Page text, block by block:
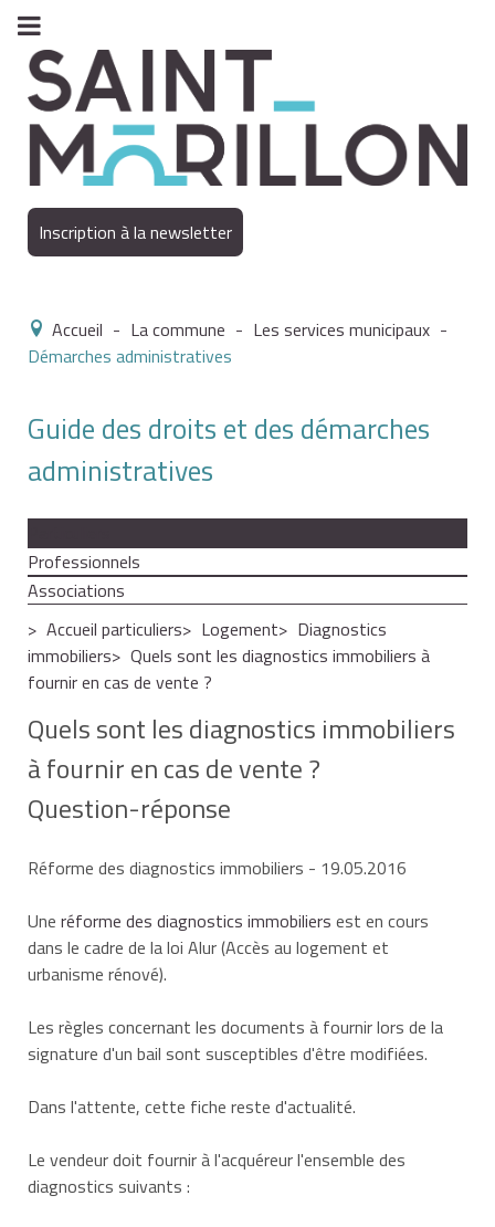
Inscription à la newsletter
Accueil - La commune - Les services municipaux -
Démarches administratives
Guide des droits et des démarches
administratives
Professionnels
Associations
Accueil particuliers
Logement
Diagnostics
immobiliers
Quels sont les diagnostics immobiliers à
fournir en cas de vente ?
Quels sont les diagnostics immobiliers
à fournir en cas de vente ?
Question-réponse
Réforme des diagnostics immobiliers - 19.05.2016
Une réforme des diagnostics immobiliers est en cours
dans le cadre de la loi Alur (Accès au logement et
urbanisme rénové).
Les règles concernant les documents à fournir lors de la
signature d'un bail sont susceptibles d'être modifiées.
Dans l'attente, cette fiche reste d'actualité.
Le vendeur doit fournir à l'acquéreur l'ensemble des
diagnostics suivants :